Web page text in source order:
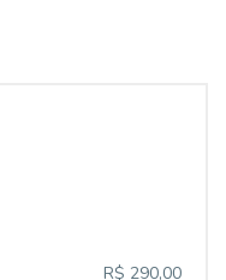
R$ 290,00